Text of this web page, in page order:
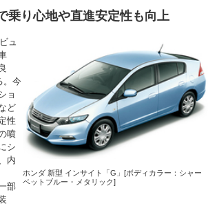
乗り心地や直進安定性も向上
ホンダ 新型 インサイト「G」[ボディカラー：シャー
ベットブルー・メタリック]
ュ
。今
ョ
ど
性
噴
シ
内
部